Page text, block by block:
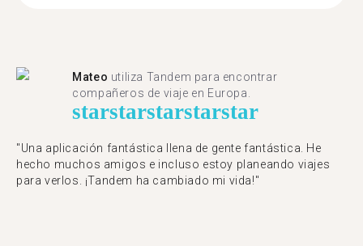
Mateo utiliza Tandem para encontrar
compañeros de viaje en Europa.
starstarstarstarstar
"Una aplicación fantástica llena de gente fantástica. He
hecho muchos amigos e incluso estoy planeando viajes
para verlos. ¡Tandem ha cambiado mi vida!"